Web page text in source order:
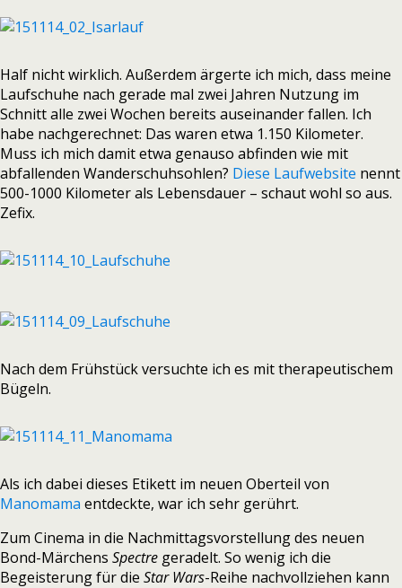
Half nicht wirklich. Außerdem ärgerte ich mich, dass meine
Laufschuhe nach gerade mal zwei Jahren Nutzung im
Schnitt alle zwei Wochen bereits auseinander fallen. Ich
habe nachgerechnet: Das waren etwa 1.150 Kilometer.
Muss ich mich damit etwa genauso abfinden wie mit
abfallenden Wanderschuhsohlen? Diese Laufwebsite nennt
500-1000 Kilometer als Lebensdauer – schaut wohl so aus.
Zefix.
Nach dem Frühstück versuchte ich es mit therapeutischem
Bügeln.
Als ich dabei dieses Etikett im neuen Oberteil von
Manomama entdeckte, war ich sehr gerührt.
Zum Cinema in die Nachmittagsvorstellung des neuen
Bond-Märchens Spectre geradelt. So wenig ich die
Begeisterung für die Star Wars-Reihe nachvollziehen kann